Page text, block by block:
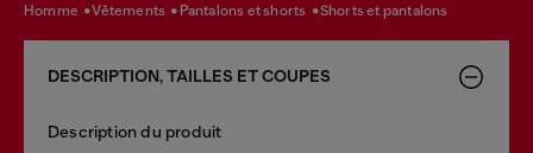
homme vêtements pantalons et shorts shorts et pantalons
DESCRIPTION, TAILLES ET COUPES
Description du produit